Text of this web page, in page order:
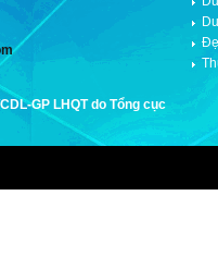
GP LHQT do Tổng cục